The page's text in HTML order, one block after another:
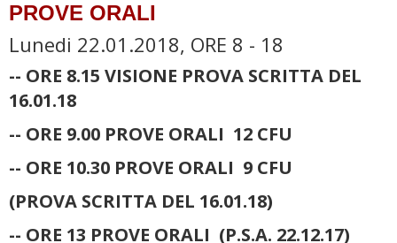
PROVE ORALI
Lunedi 22.01.2018, ORE 8 - 18
-- ORE 8.15 VISIONE PROVA SCRITTA DEL
16.01.18
-- ORE 9.00 PROVE ORALI 12 CFU
-- ORE 10.30 PROVE ORALI 9 CFU
(PROVA SCRITTA DEL 16.01.18)
-- ORE 13 PROVE ORALI (P.S.A. 22.12.17)